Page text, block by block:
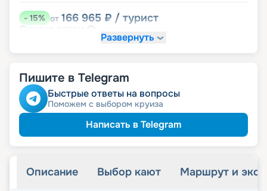
-15% от 166 965 ₽ / турист
Скидка
Скидка
пенсионерам
Скидка сотрудникам силовых
Скидка многодетнымсемьям
Скидкаветеранам
Развернуть
Пишите в Telegram
Быстрые ответы на вопросы
Поможем с выбором круиза
Написать в Telegram
Описание Выбор кают Маршрут и